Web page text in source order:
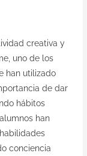
creativa y
uno de los
han utilizado
de dar
hábitos
han
conciencia